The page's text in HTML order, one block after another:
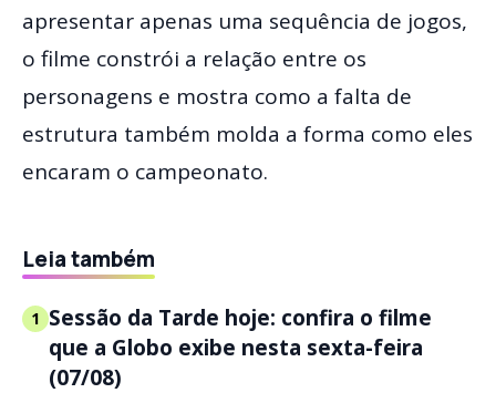
apresentar apenas uma sequência de jogos,
o filme constrói a relação entre os
personagens e mostra como a falta de
estrutura também molda a forma como eles
encaram o campeonato.
Leia também
1 Sessão da Tarde hoje: confira o filme
que a Globo exibe nesta sexta-feira
(07/08)